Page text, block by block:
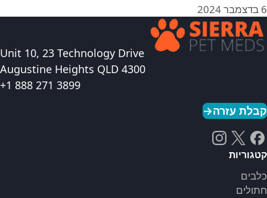
6 בדצמבר 2024
Unit 10, 23 Technology Drive
Augustine Heights QLD 4300
+1 888 271 3899
קבלת עזרה→
קטגוריות
כלבים
חתולים